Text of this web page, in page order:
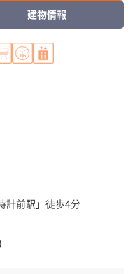
計前駅 」徒歩4分
建物情報